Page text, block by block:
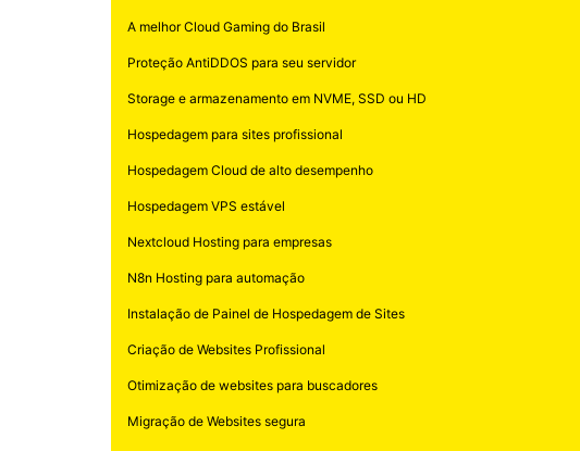
A melhor Cloud Gaming do Brasil
Proteção AntiDDOS para seu servidor
Storage e armazenamento em NVME, SSD ou HD
Hospedagem para sites profissional
Hospedagem Cloud de alto desempenho
Hospedagem VPS estável
Nextcloud Hosting para empresas
N8n Hosting para automação
Instalação de Painel de Hospedagem de Sites
Criação de Websites Profissional
Otimização de websites para buscadores
Migração de Websites segura